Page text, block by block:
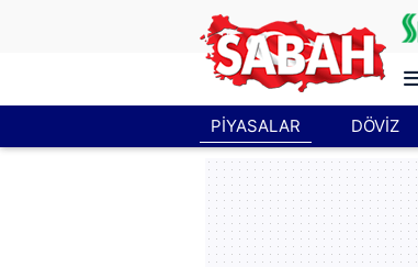
Türkiye'nin en iyi haber sitesi
PİYASALAR DÖVİZ